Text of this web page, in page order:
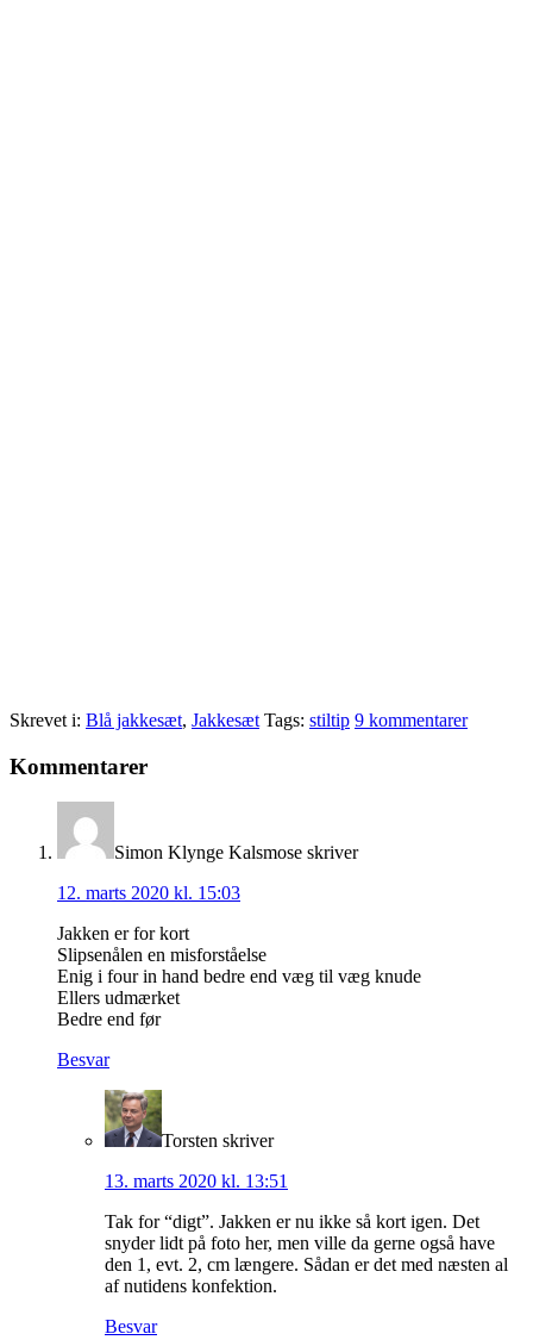
Skrevet i: Blå jakkesæt, Jakkesæt Tags: stiltip 9 kommentarer
Læserinteraktioner
Kommentarer
Simon Klynge Kalsmose skriver
12. marts 2020 kl. 15:03
Jakken er for kort
Slipsenålen en misforståelse
Enig i four in hand bedre end væg til væg knude
Ellers udmærket
Bedre end før
Besvar
Torsten skriver
13. marts 2020 kl. 13:51
Tak for “digt”. Jakken er nu ikke så kort igen. Det
snyder lidt på foto her, men ville da gerne også have
den 1, evt. 2, cm længere. Sådan er det med næsten al
af nutidens konfektion.
Besvar